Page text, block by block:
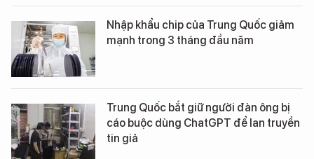
Nhập khẩu chip của Trung Quốc giảm
mạnh trong 3 tháng đầu năm
Trung Quốc bắt giữ người đàn ông bị
cáo buộc dùng ChatGPT để lan truyền
tin giả